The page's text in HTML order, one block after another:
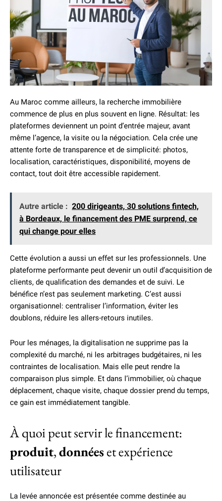
Au Maroc comme ailleurs, la recherche immobilière
commence de plus en plus souvent en ligne. Résultat: les
plateformes deviennent un point d’entrée majeur, avant
même l’agence, la visite ou la négociation. Cela crée une
attente forte de transparence et de simplicité: photos,
localisation, caractéristiques, disponibilité, moyens de
contact, tout doit être accessible rapidement.
Autre article : 200 dirigeants, 30 solutions fintech,
à Bordeaux, le financement des PME surprend, ce
qui change pour elles
Cette évolution a aussi un effet sur les professionnels. Une
plateforme performante peut devenir un outil d’acquisition de
clients, de qualification des demandes et de suivi. Le
bénéfice n’est pas seulement marketing. C’est aussi
organisationnel: centraliser l’information, éviter les
doublons, réduire les allers-retours inutiles.
Pour les ménages, la digitalisation ne supprime pas la
complexité du marché, ni les arbitrages budgétaires, ni les
contraintes de localisation. Mais elle peut rendre la
comparaison plus simple. Et dans l’immobilier, où chaque
déplacement, chaque visite, chaque dossier prend du temps,
ce gain est immédiatement tangible.
À quoi peut servir le financement:
produit,donnéeset expérience
utilisateur
La levée annoncée est présentée comme destinée au